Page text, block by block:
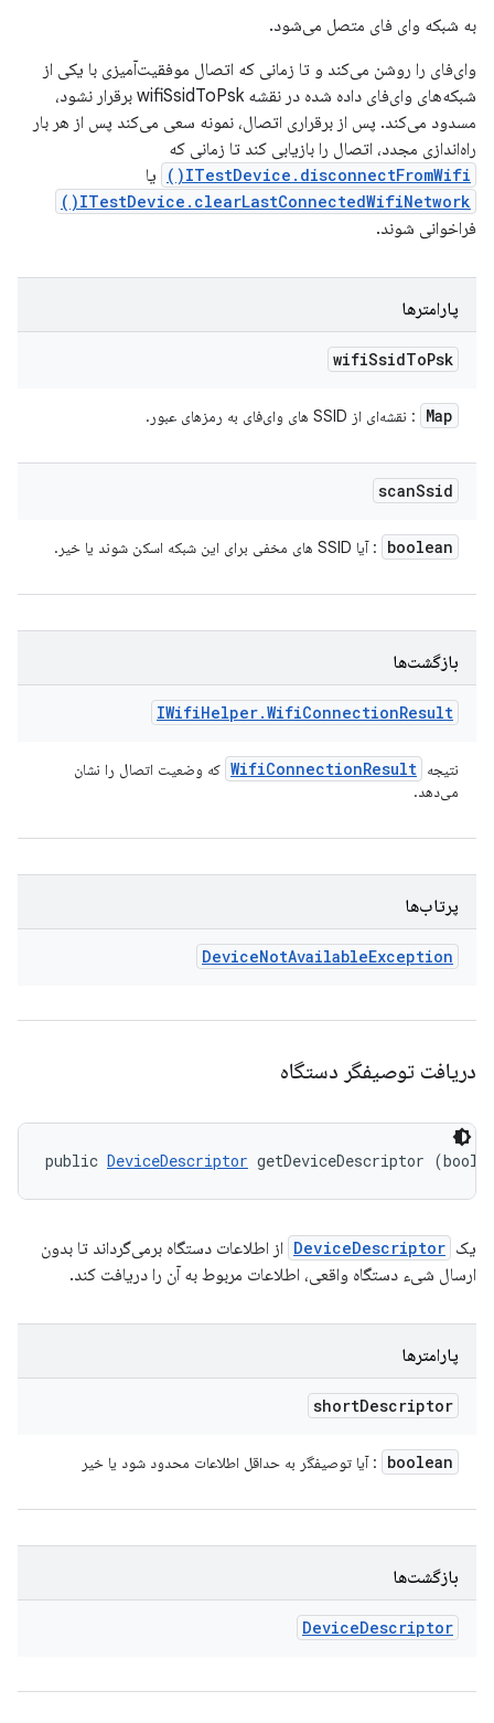
به شبکه وای فای متصل می‌شود.
وای‌فای را روشن می‌کند و تا زمانی که اتصال موفقیت‌آمیزی با یکی از
شبکه‌های وای‌فای داده شده در نقشه wifiSsidToPsk برقرار نشود،
مسدود می‌کند. پس از برقراری اتصال، نمونه سعی می‌کند پس از هر بار
راه‌اندازی مجدد، اتصال را بازیابی کند تا زمانی که
ITestDevice.disconnectFromWifi() یا
ITestDevice.clearLastConnectedWifiNetwork()
فراخوانی شوند.
پارامترها
wifiSsidToPsk
Map : نقشه‌ای از SSID های وای‌فای به رمزهای عبور.
scanSsid
boolean : آیا SSID های مخفی برای این شبکه اسکن شوند یا خیر.
بازگشت‌ها
IWifiHelper.WifiConnectionResult
نتیجه WifiConnectionResult
که وضعیت اتصال را نشان
می‌دهد.
پرتاب‌ها
DeviceNotAvailableException
دریافت توصیفگر دستگاه
public DeviceDescriptor getDeviceDescriptor
یک DeviceDescriptor از اطلاعات دستگاه برمی‌گرداند تا بدون
ارسال شیء دستگاه واقعی، اطلاعات مربوط به آن را دریافت کند.
پارامترها
shortDescriptor
boolean : آیا توصیفگر به حداقل اطلاعات محدود شود یا خیر
بازگشت‌ها
DeviceDescriptor